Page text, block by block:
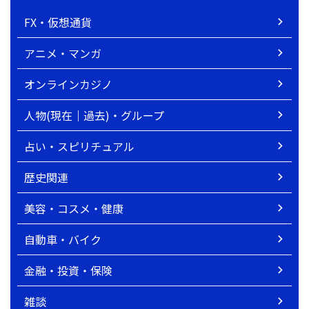
FX・仮想通貨
アニメ・マンガ
オンラインカジノ
人物(現在｜過去)・グループ
占い・スピリチュアル
歴史関連
美容・コスメ・健康
自動車・バイク
金融・投資・保険
雑談